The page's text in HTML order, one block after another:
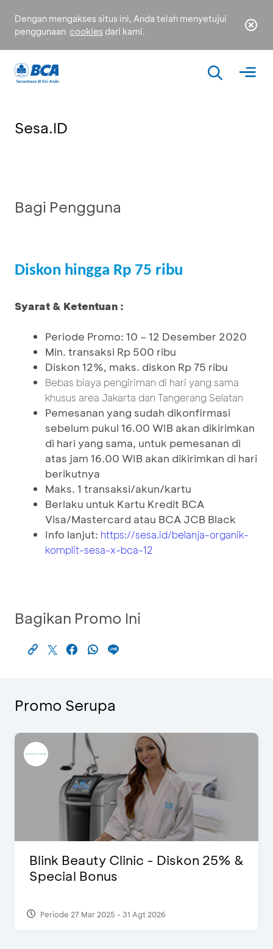
Dengan mengakses situs ini, Anda telah menyetujui
penggunaan cookies dari kami.
Sesa.ID
Bagi Pengguna
Diskon hingga Rp 75 ribu
Syarat & Ketentuan :
Periode Promo: 10 – 12 Desember 2020
Min. transaksi Rp 500 ribu
Diskon 12%, maks. diskon Rp 75 ribu
Bebas biaya pengiriman di hari yang sama
khusus area Jakarta dan Tangerang Selatan
Pemesanan yang sudah dikonfirmasi
sebelum pukul 16.00 WIB akan dikirimkan
di hari yang sama, untuk pemesanan di
atas jam 16.00 WIB akan dikirimkan di hari
berikutnya
Maks. 1 transaksi/akun/kartu
Berlaku untuk Kartu Kredit BCA
Visa/Mastercard atau BCA JCB Black
Info lanjut: https://sesa.id/belanja-organik-
komplit-sesa-x-bca-12
Bagikan Promo Ini
Promo Serupa
Blink Beauty Clinic - Diskon 25% &
Special Bonus
Periode 27 Mar 2025 - 31 Agt 2026